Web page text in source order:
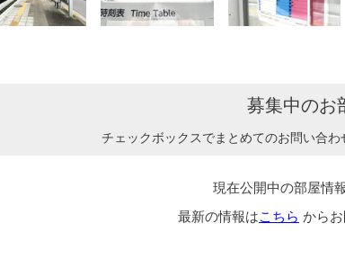
募集中のお
チェックボックスでまとめてのお問い合わ
現在公開中の部屋情
最新の情報はこちら からお